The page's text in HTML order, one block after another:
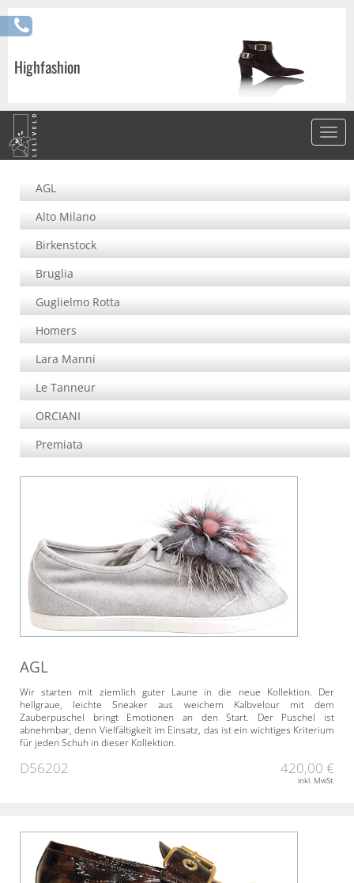
Highfashion
AGL
Alto Milano
Birkenstock
Bruglia
Guglielmo Rotta
Homers
Lara Manni
Le Tanneur
ORCIANI
Premiata
AGL
Wir starten mit ziemlich guter Laune in die neue Kollektion. Der
hellgraue, leichte Sneaker aus weichem Kalbvelour mit dem
Zauberpuschel bringt Emotionen an den Start. Der Puschel ist
abnehmbar, denn Vielfältigkeit im Einsatz, das ist ein wichtiges Kriterium
für jeden Schuh in dieser Kollektion.
D56202 420,00 €
inkl. MwSt.